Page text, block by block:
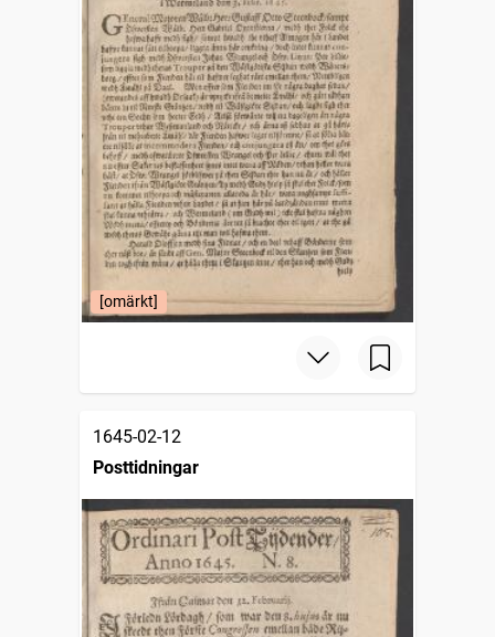
[omärkt]
1645-02-12
Posttidningar